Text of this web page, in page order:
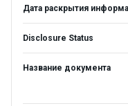
Дата раскрытия
Disclosure Status
Название документа